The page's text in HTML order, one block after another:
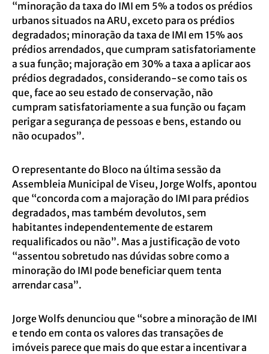
“minoração da taxa do IMI em 5% a todos os prédios
urbanos situados na ARU, exceto para os prédios
degradados; minoração da taxa de IMI em 15% aos
prédios arrendados, que cumpram satisfatoriamente
a sua função; majoração em 30% a taxa a aplicar aos
prédios degradados, considerando-se como tais os
que, face ao seu estado de conservação, não
cumpram satisfatoriamente a sua função ou façam
perigar a segurança de pessoas e bens, estando ou
não ocupados”.
O representante do Bloco na última sessão da
Assembleia Municipal de Viseu, Jorge Wolfs, apontou
que “concorda com a majoração do IMI para prédios
degradados, mas também devolutos, sem
habitantes independentemente de estarem
requalificados ou não”. Mas a justificação de voto
“assentou sobretudo nas dúvidas sobre como a
minoração do IMI pode beneficiar quem tenta
arrendar casa”.
Jorge Wolfs denunciou que “sobre a minoração de IMI
e tendo em conta os valores das transações de
imóveis parece que mais do que estar a incentivar a